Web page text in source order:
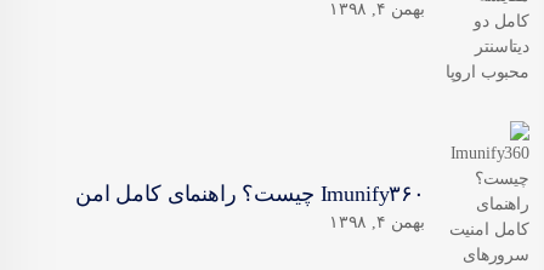
بهمن ۴, ۱۳۹۸
Imunify۳۶۰ چیست؟ راهنمای کامل امن
بهمن ۴, ۱۳۹۸